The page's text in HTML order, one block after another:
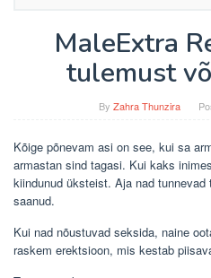
MaleExtra
tulemust
By Zahra Thunzira
Kõige põnevam asi on see, kui sa
armastan sind tagasi. Kui kaks
kiindunud üksteist. Aja nad tunnevad
saanud.
Kui nad nõustuvad seksida, naine
raskem erektsioon, mis kestab